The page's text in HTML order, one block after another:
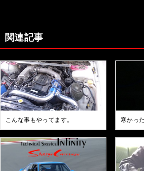
関連記事
こんな事もやってます。 寒かっ